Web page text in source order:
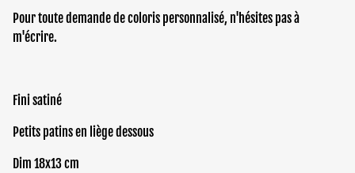
Pour toute demande de coloris personnalisé, n'hésites pas à
m'écrire.
Fini satiné
Petits patins en liège dessous
Dim 18x13 cm